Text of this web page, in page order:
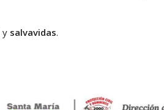
y salvavidas.